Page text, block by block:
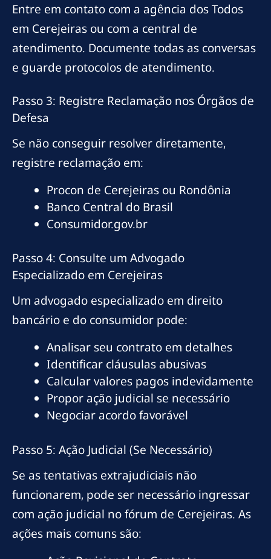
Entre em contato com a agência dos Todos
em Cerejeiras ou com a central de
atendimento. Documente todas as conversas
e guarde protocolos de atendimento.
Passo 3: Registre Reclamação nos Órgãos de
Defesa
Se não conseguir resolver diretamente,
registre reclamação em:
Procon de Cerejeiras ou Rondônia
Banco Central do Brasil
Consumidor.gov.br
Passo 4: Consulte um Advogado
Especializado em Cerejeiras
Um advogado especializado em direito
bancário e do consumidor pode:
Analisar seu contrato em detalhes
Identificar cláusulas abusivas
Calcular valores pagos indevidamente
Propor ação judicial se necessário
Negociar acordo favorável
Passo 5: Ação Judicial (Se Necessário)
Se as tentativas extrajudiciais não
funcionarem, pode ser necessário ingressar
com ação judicial no fórum de Cerejeiras. As
ações mais comuns são: